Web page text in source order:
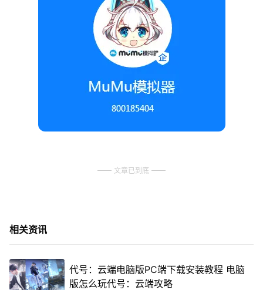
文章已到底
相关资讯
代号：云端电脑版PC端下载安装教程 电脑
版怎么玩代号：云端攻略